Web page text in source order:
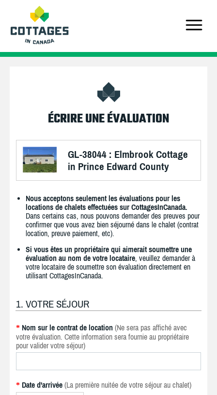
ÉCRIRE UNE ÉVALUATION
GL-38044 : Elmbrook Cottage
in Prince Edward County
Nous acceptons seulement les évaluations pour les
locations de chalets effectuées sur CottagesInCanada.
Dans certains cas, nous pouvons demander des preuves pour
confirmer que vous avez bien séjourné dans le chalet (contrat
location, preuve paiement, etc).
Si vous êtes un propriétaire qui aimerait soumettre une
évaluation au nom de votre locataire, veuillez demander à
votre locataire de soumettre son évaluation directement en
utilisant CottagesInCanada.
1. VOTRE SÉJOUR
* Nom sur le contrat de location (Ne sera pas affiché avec
votre évaluation. Cette information sera fournie au propriétaire
pour valider votre séjour)
* Date d'arrivée (La première nuitée de votre séjour au chalet)